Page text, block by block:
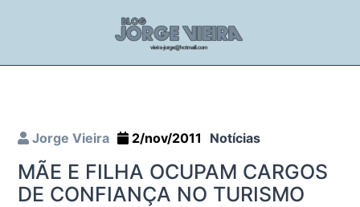
Jorge Vieira 2/nov/2011 Notícias
MÃE E FILHA OCUPAM CARGOS
DE CONFIANÇA NO TURISMO